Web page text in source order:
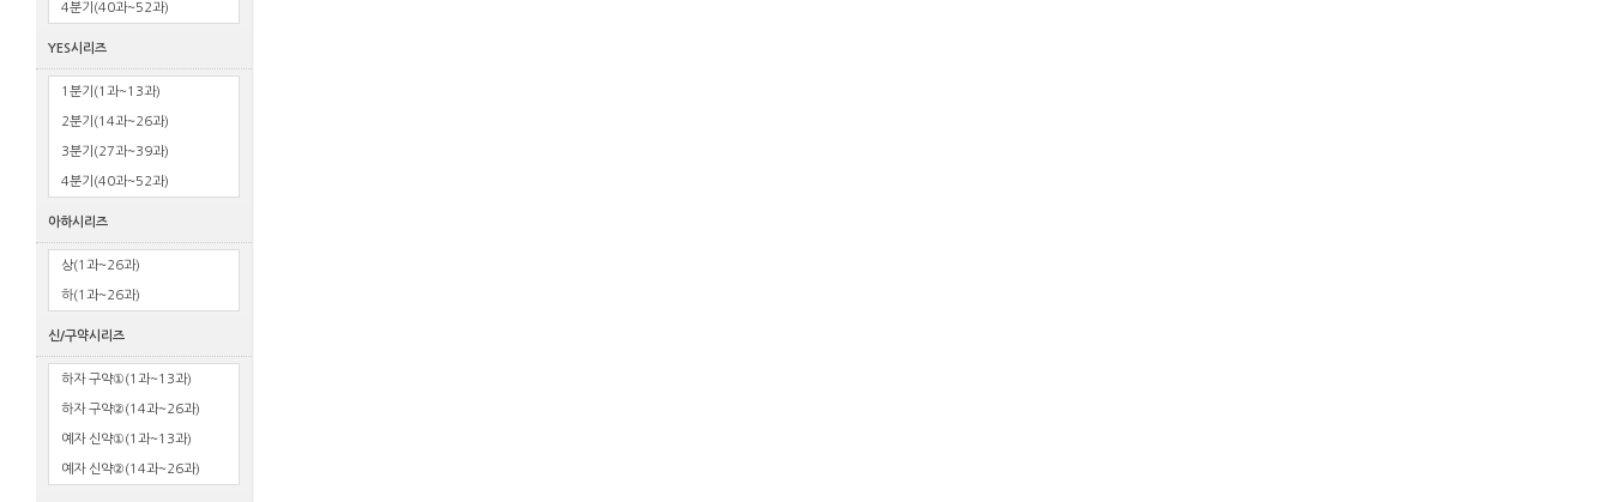
4분기(40과~52과)
YES시리즈
1분기(1과~13과)
2분기(14과~26과)
3분기(27과~39과)
4분기(40과~52과)
아하시리즈
상(1과~26과)
하(1과~26과)
신/구약시리즈
하자 구약①(1과~13과)
하자 구약②(14과~26과)
예자 신약①(1과~13과)
예자 신약②(14과~26과)